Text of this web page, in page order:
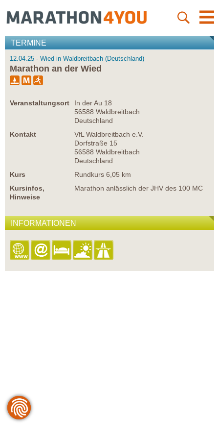
TERMINE
12.04.25 - Wied in Waldbreitbach (Deutschland)
Marathon an der Wied
Veranstaltungsort
In der Au 18
56588 Waldbreitbach
Deutschland
Kontakt
VfL Waldbreitbach e.V.
Dorfstraße 15
56588 Waldbreitbach
Deutschland
Kurs
Rundkurs 6,05 km
Kursinfos,
Hinweise
Marathon anlässlich der JHV des 100 MC
INFORMATIONEN